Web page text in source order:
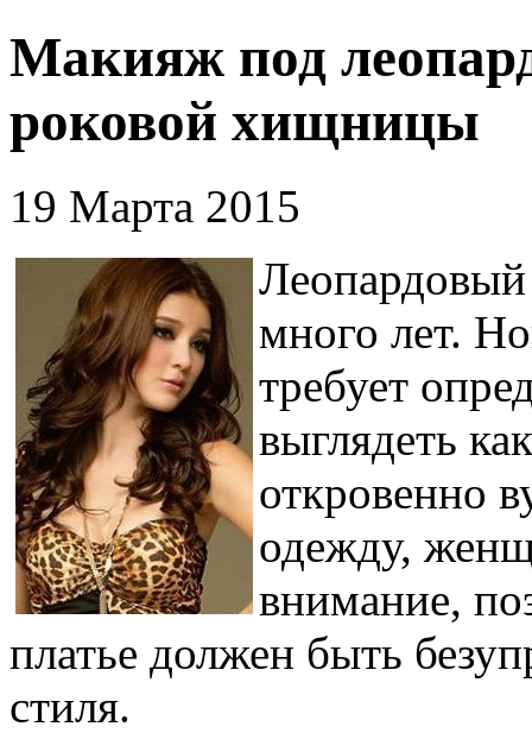
Макияж под
роковой хищницы
19 Марта 2015
много лет.
требует
выглядеть
откровенно
одежду,
внимание,
платье должен быть
стиля.